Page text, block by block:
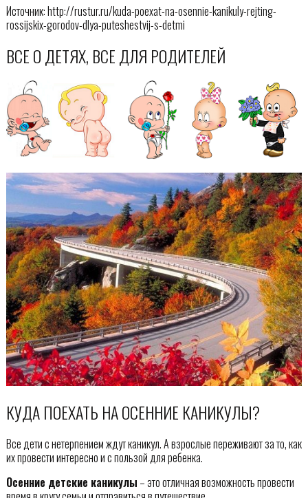
Источник: http://rustur.ru/kuda-poexat-na-osennie-kanikuly-rejting-
rossijskix-gorodov-dlya-puteshestvij-s-detmi
ВСЕ О ДЕТЯХ, ВСЕ ДЛЯ РОДИТЕЛЕЙ
КУДА ПОЕХАТЬ НА ОСЕННИЕ КАНИКУЛЫ?
Все дети с нетерпением ждут каникул. А взрослые переживают за то, как
их провести интересно и с пользой для ребенка.
Осенние детские каникулы – это отличная возможность провести